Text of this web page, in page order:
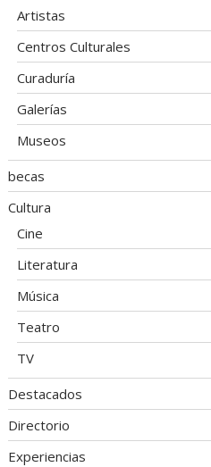
Artistas
Centros Culturales
Curaduría
Galerías
Museos
becas
Cultura
Cine
Literatura
Música
Teatro
TV
Destacados
Directorio
Experiencias